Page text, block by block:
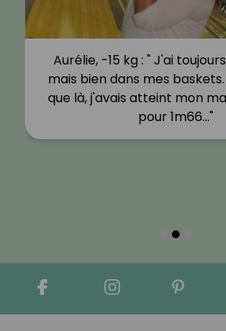
Aurélie, -15 kg : " J'ai
mais bien dans mes
que là, j'avais atteint mon
pour 1m66…"